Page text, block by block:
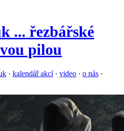
... řezbářské
pilou
· kalendář akcí· video · o nás ·